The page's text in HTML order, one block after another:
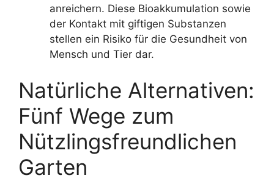
anreichern. Diese Bioakkumulation sowie
der Kontakt mit giftigen Substanzen
stellen ein Risiko für die Gesundheit von
Mensch und Tier dar.
Natürliche Alternativen:
Fünf Wege zum
Nützlingsfreundlichen
Garten